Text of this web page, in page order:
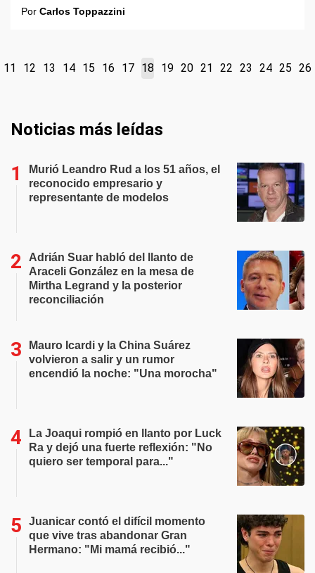
Por Carlos Toppazzini
11 12 13 14 15 16 17 18 19 20 21 22 23 24 25 26
Noticias más leídas
Murió Leandro Rud a los 51 años, el
reconocido empresario y
representante de modelos
Adrián Suar habló del llanto de
Araceli González en la mesa de
Mirtha Legrand y la posterior
reconciliación
Mauro Icardi y la China Suárez
volvieron a salir y un rumor
encendió la noche: "Una morocha"
La Joaqui rompió en llanto por Luck
Ra y dejó una fuerte reflexión: "No
quiero ser temporal para..."
Juanicar contó el difícil momento
que vive tras abandonar Gran
Hermano: "Mi mamá recibió..."